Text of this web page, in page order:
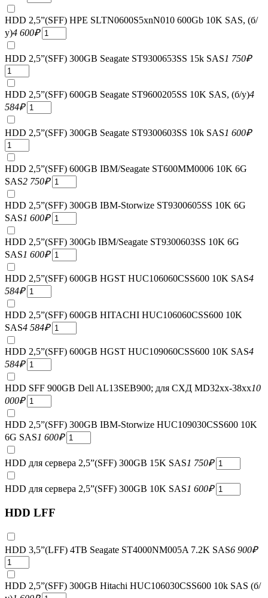
HDD 2,5”(SFF) HPE SLTN0600S5xnN010 600Gb 10K SAS, (б/
у)4 600₽
HDD 2,5”(SFF) 300GB Seagate ST9300653SS 15k SAS1 750₽
HDD 2,5”(SFF) 600GB Seagate ST9600205SS 10K SAS, (б/у)4
584₽
HDD 2,5”(SFF) 300GB Seagate ST9300603SS 10k SAS1 600₽
HDD 2,5”(SFF) 600GB IBM/Seagate ST600MM0006 10K 6G
SAS2 750₽
HDD 2,5”(SFF) 300GB IBM-Storwize ST9300605SS 10K 6G
SAS1 600₽
HDD 2,5”(SFF) 300Gb IBM/Seagate ST9300603SS 10K 6G
SAS1 600₽
HDD 2,5”(SFF) 600GB HGST HUC106060CSS600 10K SAS4
584₽
HDD 2,5”(SFF) 600GB HITACHI HUC106060CSS600 10K
SAS4 584₽
HDD 2,5”(SFF) 600GB HGST HUC109060CSS600 10K SAS4
584₽
HDD SFF 900GB Dell AL13SEB900; для СХД MD32xx-38xx10
000₽
HDD 2,5”(SFF) 300GB IBM-Storwize HUC109030CSS600 10K
6G SAS1 600₽
HDD для сервера 2,5”(SFF) 300GB 15K SAS1 750₽
HDD для сервера 2,5”(SFF) 300GB 10K SAS1 600₽
HDD LFF
HDD 3,5”(LFF) 4TB Seagate ST4000NM005A 7.2K SAS6 900₽
HDD 2,5”(SFF) 300GB Hitachi HUC106030CSS600 10k SAS (б/